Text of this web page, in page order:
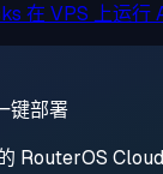
在 VPS 上运行
键部署
RouterOS